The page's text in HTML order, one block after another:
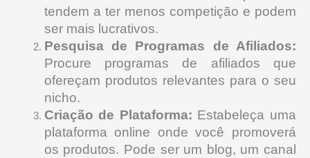
tendem a ter menos competição e podem
ser mais lucrativos.
Pesquisa de Programas de Afiliados:
Procure programas de afiliados que
ofereçam produtos relevantes para o seu
nicho.
Criação de Plataforma: Estabeleça uma
plataforma online onde você promoverá
os produtos. Pode ser um blog, um canal